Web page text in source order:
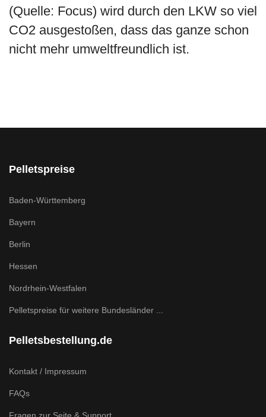
(Quelle: Focus) wird durch den LKW so viel
CO2 ausgestoßen, dass das ganze schon
nicht mehr umweltfreundlich ist.
Pelletspreise
Baden-Württemberg
Bayern
Berlin
Hessen
Nordrhein-Westfalen
Pelletspreise für weitere Bundesländer ...
Pelletsbestellung.de
Kontakt / Impressum
FAQs